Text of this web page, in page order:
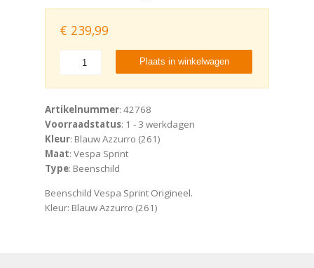
€ 239,99
Plaats in winkelwagen
Artikelnummer: 42768
Voorraadstatus: 1 - 3 werkdagen
Kleur: Blauw Azzurro (261)
Maat: Vespa Sprint
Type: Beenschild
Beenschild Vespa Sprint Origineel.
Kleur: Blauw Azzurro (261)